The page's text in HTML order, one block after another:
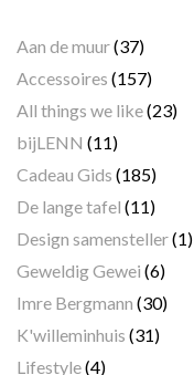
Aan de muur(37)
Accessoires (157)
All things we like(23)
bijLENN (11)
Cadeau Gids (185)
De lange tafel (11)
Design samensteller(1)
Geweldig Gewei (6)
Imre Bergmann (30)
K'willeminhuis (31)
Lifestyle(4)